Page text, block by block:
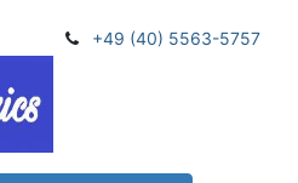
+49 (40) 5563-5757